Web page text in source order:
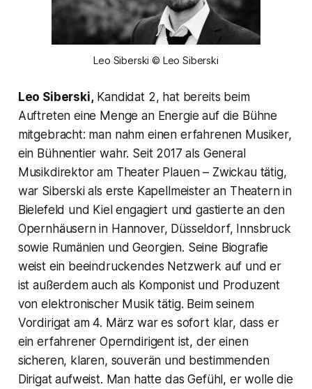
Leo Siberski © Leo Siberski
Leo Siberski,Kandidat 2, hat bereits beim
Auftreten eine Menge an Energie auf die Bühne
mitgebracht: man nahm einen erfahrenen Musiker,
ein Bühnentier wahr. Seit 2017 als General
Musikdirektor am Theater Plauen – Zwickau tätig,
war Siberski als erste Kapellmeister an Theatern in
Bielefeld und Kiel engagiert und gastierte an den
Opernhäusern in Hannover, Düsseldorf, Innsbruck
sowie Rumänien und Georgien. Seine Biografie
weist ein beeindruckendes Netzwerk auf und er
ist außerdem auch als Komponist und Produzent
von elektronischer Musik tätig. Beim seinem
Vordirigat am 4. März war es sofort klar, dass er
ein erfahrener Operndirigent ist, der einen
sicheren, klaren, souverän und bestimmenden
Dirigat aufweist. Man hatte das Gefühl, er wolle die